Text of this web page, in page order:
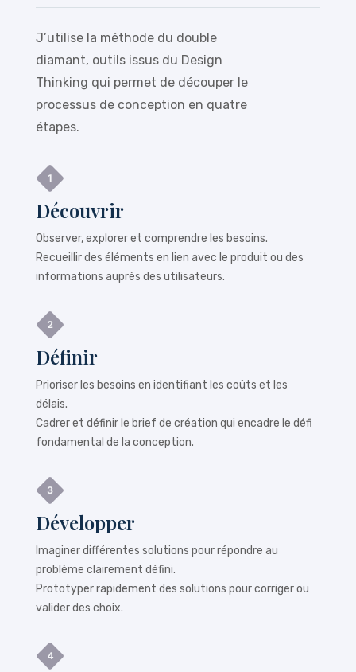
J’utilise la méthode du double
diamant, outils issus du Design
Thinking qui permet de découper le
processus de conception en quatre
étapes.
Découvrir
Observer, explorer et comprendre les besoins.
Recueillir des éléments en lien avec le produit ou des
informations auprès des utilisateurs.
Définir
Prioriser les besoins en identifiant les coûts et les
délais.
Cadrer et définir le brief de création qui encadre le défi
fondamental de la conception.
Développer
Imaginer différentes solutions pour répondre au
problème clairement défini.
Prototyper rapidement des solutions pour corriger ou
valider des choix.